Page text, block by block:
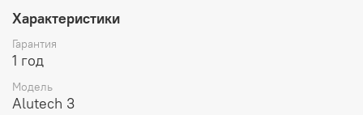
Ширина колеса: 45 мм
Вес пары: 1950 г
Длина по осям колес: 720 мм
Характеристики
Гарантия
1 год
Модель
Alutech 3